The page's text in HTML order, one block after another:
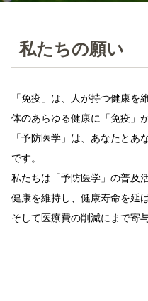
私たちの願い
「免疫」は、人が持つ健康を
体のあらゆる健康に「免疫」
「予防医学」は、あなたと
です。
私たちは「予防医学」の普及
健康を維持し、健康寿命を延
そして医療費の削減にまで寄